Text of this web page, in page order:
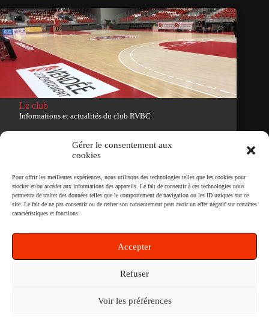
Gérer le consentement aux
cookies
Pour offrir les meilleures expériences, nous utilisons des technologies telles que les cookies pour
stocker et/ou accéder aux informations des appareils. Le fait de consentir à ces technologies nous
permettra de traiter des données telles que le comportement de navigation ou les ID uniques sur ce
site. Le fait de ne pas consentir ou de retirer son consentement peut avoir un effet négatif sur certaines
caractéristiques et fonctions.
Accepter
Refuser
Voir les préférences
Le club
Informations et actualités du club RVBC
Newsletter